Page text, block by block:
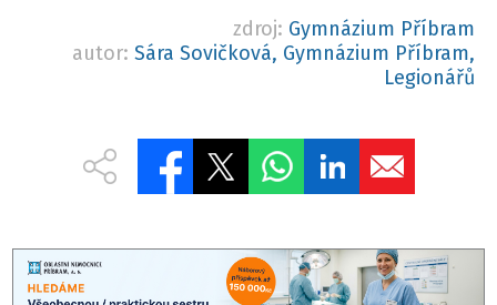
zdroj: Gymnázium Příbram
autor: Sára Sovičková, Gymnázium Příbram,
Legionářů